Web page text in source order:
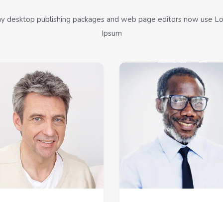
desktop publishing packages and web page editors now use
Ipsum